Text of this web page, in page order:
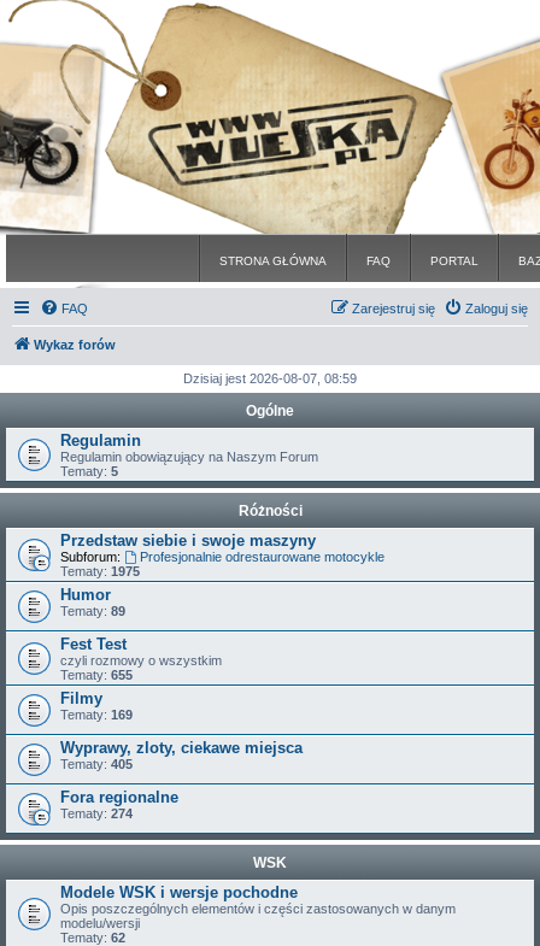
STRONA GŁÓWNA FAQ PORTAL
FAQ Zaloguj się
Zarejestruj się
Wykaz forów
Dzisiaj jest 2026-08-07, 08:59
Ogólne
Regulamin
Regulamin obowiązujący na Naszym Forum
Tematy: 5
Różności
Przedstaw siebie i swoje maszyny
Subforum:
Profesjonalnie odrestaurowane motocykle
Tematy: 1975
Humor
Tematy: 89
Fest Test
czyli rozmowy o wszystkim
Tematy: 655
Filmy
Tematy: 169
Wyprawy, zloty, ciekawe miejsca
Tematy: 405
Fora regionalne
Tematy: 274
WSK
Modele WSK i wersje pochodne
Opis poszczególnych elementów i części zastosowanych w danym
modelu/wersji
Tematy: 62